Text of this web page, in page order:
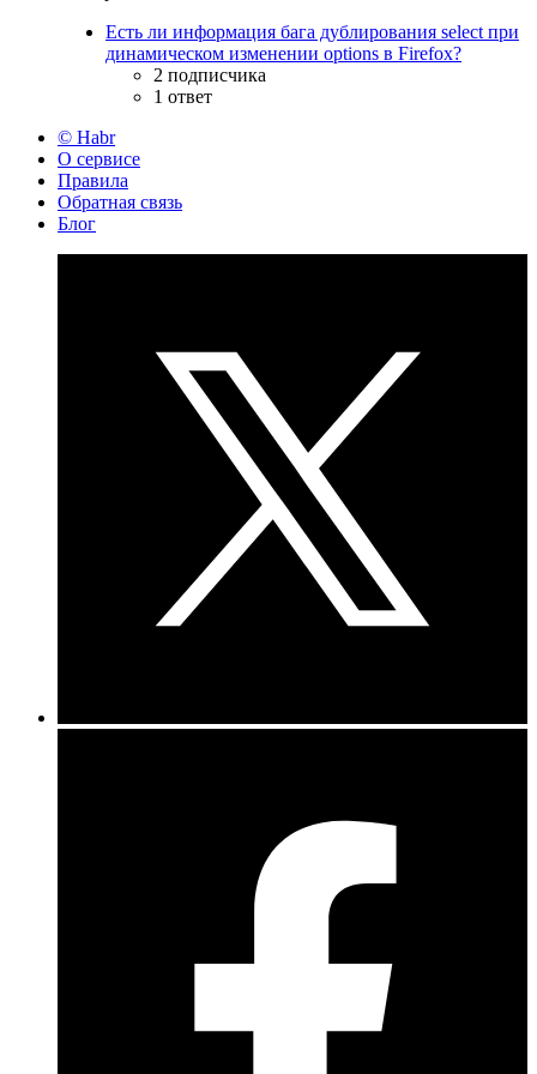
Есть ли информация бага дублирования select при
динамическом изменении options в Firefox?
2 подписчика
1 ответ
© Habr
О сервисе
Правила
Обратная связь
Блог